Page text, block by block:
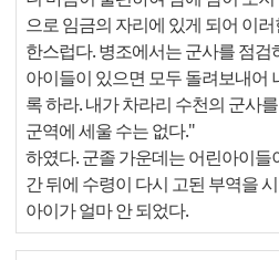
으로 임금의 자리에 있게 되어 이
한스럽다. 병조에서는 군사를 점
아이들이 있으면 모두 돌려보내어
록 하라. 내가 차라리 수천의 군사
군역에 세울 수는 없다."
하였다. 군졸 가운데는 어린아이
간 뒤에 수령이 다시 고된 부역을
아이가 얼마 안 되었다.